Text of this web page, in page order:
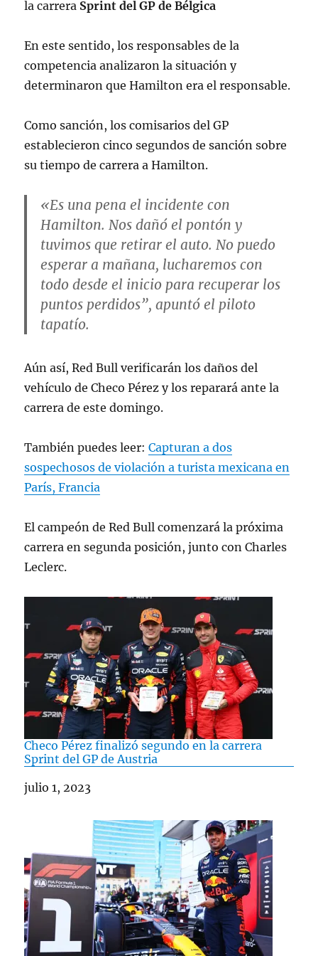
la carrera Sprint del GP de Bélgica
En este sentido, los responsables de la
competencia analizaron la situación y
determinaron que Hamilton era el responsable.
Como sanción, los comisarios del GP
establecieron cinco segundos de sanción sobre
su tiempo de carrera a Hamilton.
«Es una pena el incidente con
Hamilton. Nos dañó el pontón y
tuvimos que retirar el auto. No puedo
esperar a mañana, lucharemos con
todo desde el inicio para recuperar los
puntos perdidos”, apuntó el piloto
tapatío.
Aún así, Red Bull verificarán los daños del
vehículo de Checo Pérez y los reparará ante la
carrera de este domingo.
También puedes leer:Capturan a dos
sospechosos de violación a turista mexicana en
París, Francia
El campeón de Red Bull comenzará la próxima
carrera en segunda posición, junto con Charles
Leclerc.
Checo Pérez finalizó segundo en la carrera
Sprint del GP de Austria
Fecha
julio 1, 2023